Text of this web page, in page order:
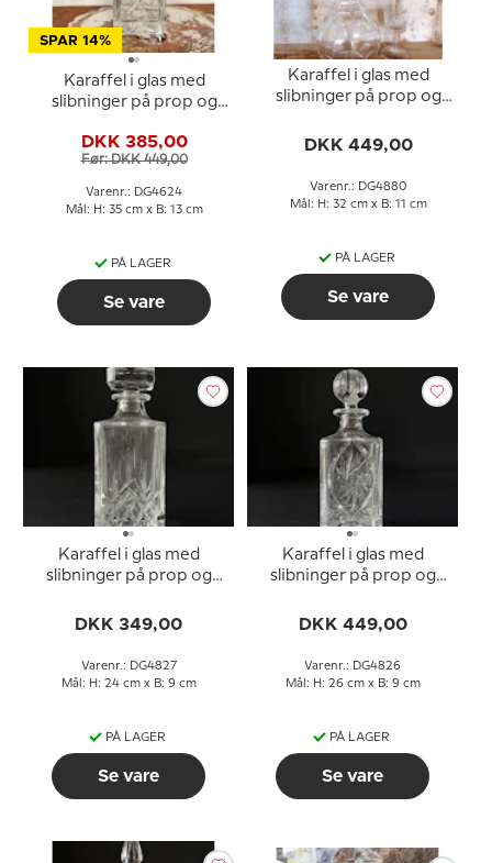
SPAR 14%
Karaffel i glas med
slibninger på prop og
DKK 385,00
Før: DKK 449,00
Varenr.: DG4624
Mål: H: 35 cm x B: 13 cm
PÅ LAGER
Se vare
Karaffel i glas med
slibninger på prop og
DKK 449,00
Varenr.: DG4880
Mål: H: 32 cm x B: 11 cm
PÅ LAGER
Se vare
Karaffel i glas med
slibninger på prop og
DKK 349,00
Varenr.: DG4827
Mål: H: 24 cm x B: 9 cm
PÅ LAGER
Se vare
Karaffel i glas med
slibninger på prop og
DKK 449,00
Varenr.: DG4826
Mål: H: 26 cm x B: 9 cm
PÅ LAGER
Se vare